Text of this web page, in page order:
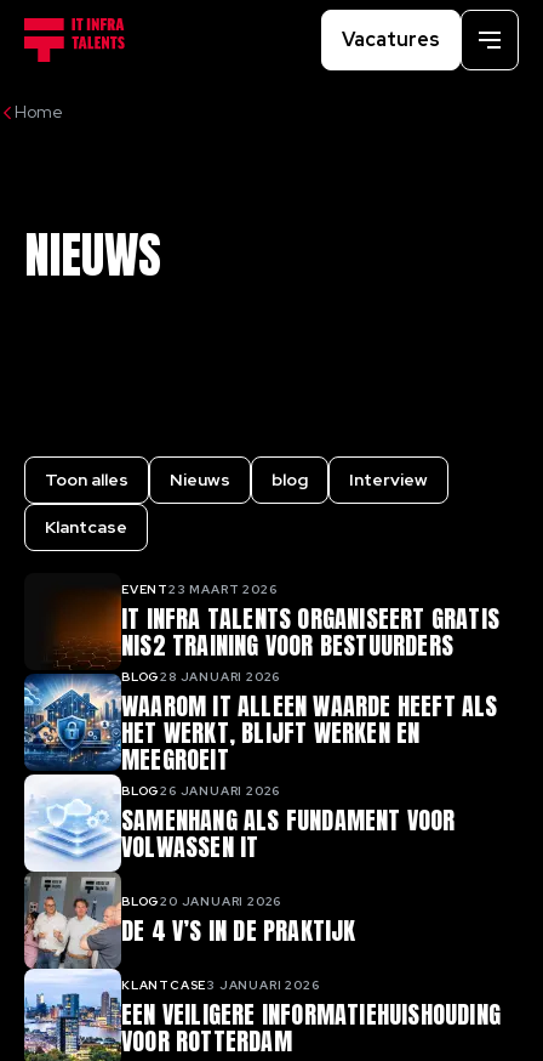
Vacatures
Menu
Home
NIEUWS
Toon alles Nieuws blog Interview
Klantcase
IT INFRA TALENTS ORGANISEERT GRATIS
NIS2 TRAINING VOOR BESTUURDERS
EVENT23 MAART 2026
WAAROM IT ALLEEN WAARDE HEEFT ALS
HET WERKT, BLIJFT WERKEN EN
MEEGROEIT
BLOG28 JANUARI 2026
SAMENHANG ALS FUNDAMENT VOOR
VOLWASSEN IT
BLOG26 JANUARI 2026
DE 4 V’S IN DE PRAKTIJK
BLOG20 JANUARI 2026
EEN VEILIGERE INFORMATIEHUISHOUDING
VOOR ROTTERDAM
KLANTCASE3 JANUARI 2026